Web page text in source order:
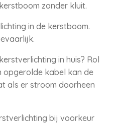
zonder kluit.
in de kerstboom.
in huis? Rol
opgerolde kabel kan de
als er stroom doorheen
bij voorkeur